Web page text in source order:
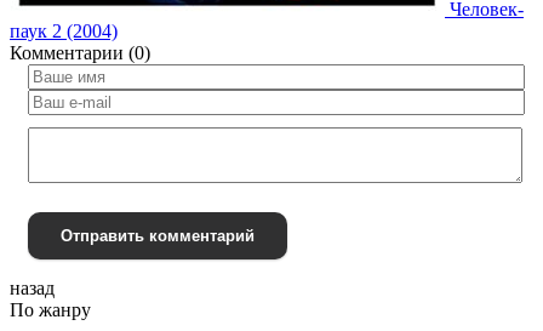
Человек-
паук 2 (2004)
Комментарии (0)
Отправить комментарий
назад
По жанру